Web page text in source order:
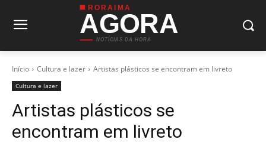
RORAIMA
AGORA
NOTÍCIAS DA HORA
Início Cultura e lazer Artistas plásticos se encontram em livreto
Cultura e lazer
Artistas plásticos se
encontram em livreto